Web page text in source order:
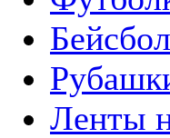
Ленты